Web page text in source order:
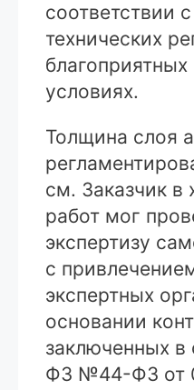
соответствии
технических
условиях.
Толщина слоя
см. Заказчик в
работ мог
экспертизу
с
экспертных
основании
заключенных в
ФЗ №44-ФЗ от